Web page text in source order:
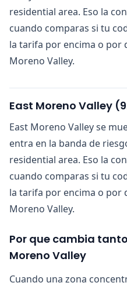
residential area. Eso la
cuando comparas si tu
la tarifa por encima o por
Moreno Valley.
East Moreno Valley (
East Moreno Valley se
entra en la banda de
residential area. Eso la
cuando comparas si tu
la tarifa por encima o por
Moreno Valley.
Por que cambia
Moreno Valley
Cuando una zona